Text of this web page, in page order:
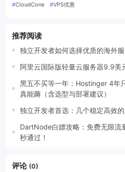
#CloudCone #VPS优惠
推荐阅读
独立开发者如何选择优质的海外
阿里云国际版轻量云服务器9.9
黑五不买等一年：Hostinger 4年
真能薅（含选型与部署建议）
独立开发者首选：几个稳定高效
DartNode白嫖攻略：免费无限流
秒通过！
评论 (0)